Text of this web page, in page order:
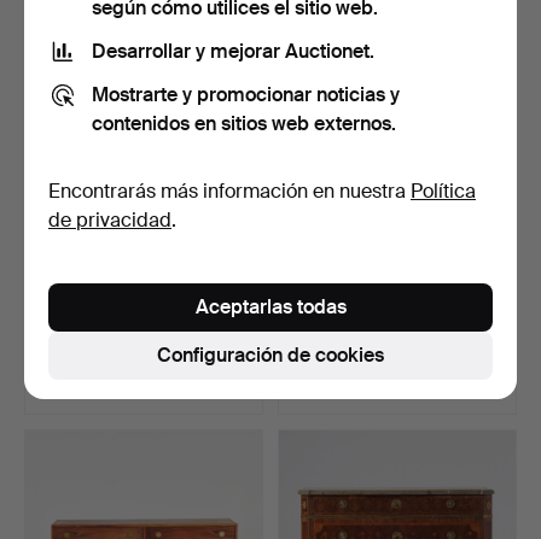
Còmoda. Neoclasicismo,
Subastado 12 oct 2024
INGVAR ANDERSSON.
Aparador, 1967, (NK) Nor…
Subastado 5 may 2024
9 pujas
según cómo utilices el sitio web.
Desarrollar y mejorar Auctionet.
Mostrarte y promocionar noticias y
contenidos en sitios web externos.
Encontrarás más información en nuestra Política
de privacidad.
Configuración de cookies
Aceptarlas todas